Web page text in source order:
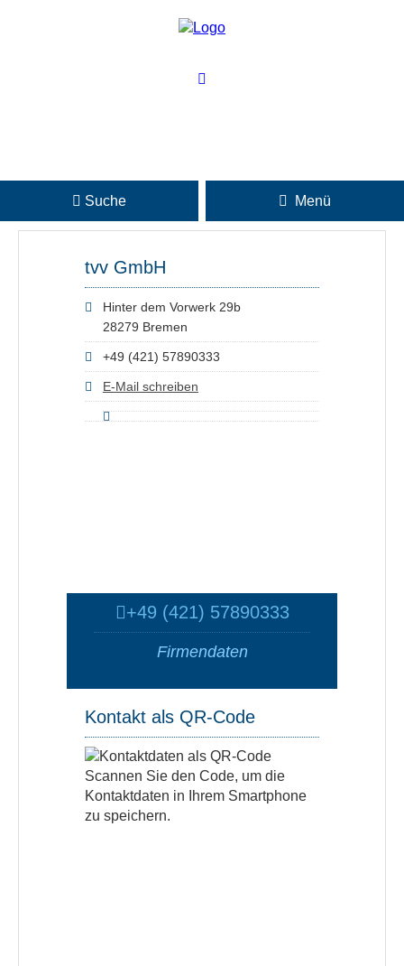
Suche Menü
tvv GmbH
Hinter dem Vorwerk 29b
28279 Bremen
+49 (421) 57890333
E-Mail schreiben
+49 (421) 57890333
Firmendaten
Kontakt als QR-Code
Scannen Sie den Code, um die
Kontaktdaten in Ihrem Smartphone
zu speichern.